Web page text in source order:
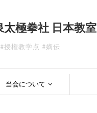
極拳社 日本教室
授権教学点 #嫡伝
当会について